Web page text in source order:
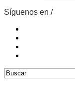
Síguenos en /